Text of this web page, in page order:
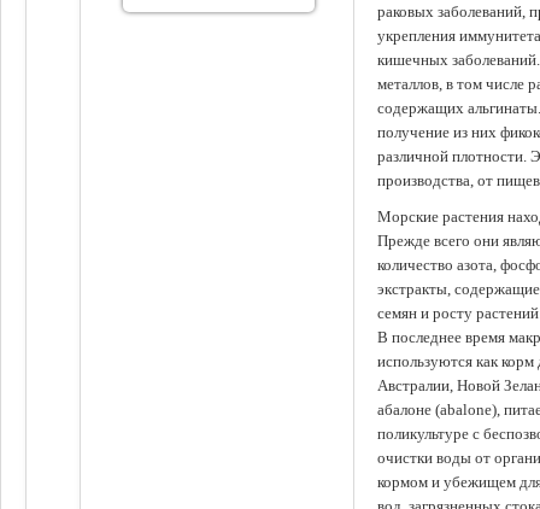
раковых заболеваний,
укрепления
кишечных
металлов, в том числе
содержащих
получение из них
различной плотности.
производства, от
Морские растения
Прежде всего они
количество азота,
экстракты,
семян и росту
В последнее время
используются как
Австралии, Новой
абалоне (abalone),
поликультуре с
очистки воды от
кормом и убежищем